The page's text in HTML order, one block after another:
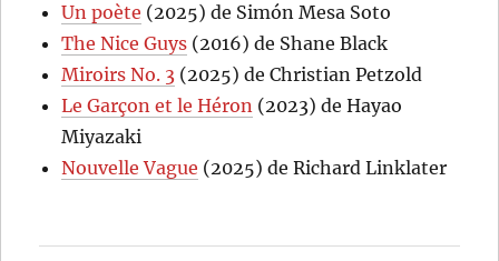
Un poète (2025) de Simón Mesa Soto
The Nice Guys (2016) de Shane Black
Miroirs No. 3 (2025) de Christian Petzold
Le Garçon et le Héron (2023) de Hayao
Miyazaki
Nouvelle Vague (2025) de Richard Linklater